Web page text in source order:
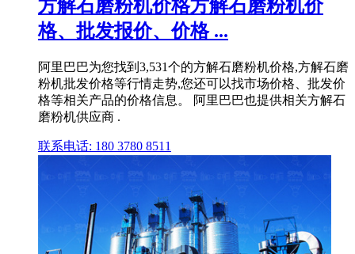
方解石磨粉机价格方解石磨粉机价
格、批发报价、价格 ...
阿里巴巴为您找到3,531个的方解石磨粉机价格,方解石磨
粉机批发价格等行情走势,您还可以找市场价格、批发价
格等相关产品的价格信息。 阿里巴巴也提供相关方解石
磨粉机供应商 .
联系电话: 180 3780 8511